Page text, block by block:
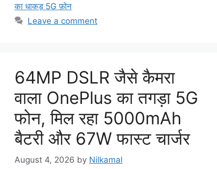
का धाकड़ 5G फ़ोन
Leave a comment
64MP DSLR जैसे कैमरा
वाला OnePlus का तगड़ा 5G
फोन, मिल रहा 5000mAh
बैटरी और 67W फास्ट चार्जर
August 4, 2026 by Nilkamal